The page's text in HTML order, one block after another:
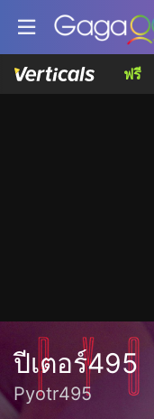
ฟรี
ปีเตอร์495
Pyotr495